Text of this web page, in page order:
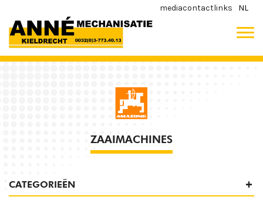
mediacontactlinks NL
ZAAIMACHINES
CATEGORIEËN